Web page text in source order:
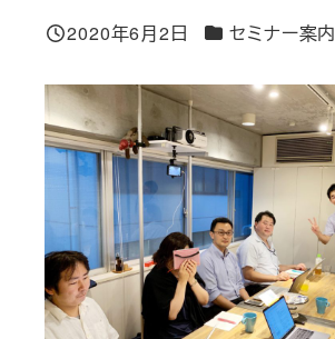
投稿日
2020年6月2日 カテゴリー
セミナー案内